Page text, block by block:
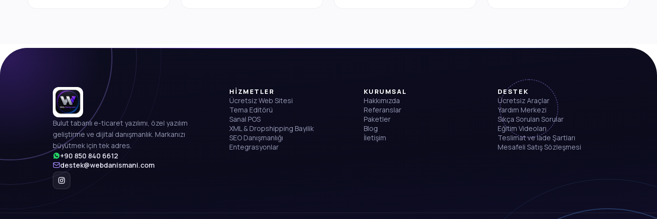
Bulut tabanlı e-ticaret yazılımı, özel yazılım
geliştirme ve dijital danışmanlık. Markanızı
büyütmek için tek adres.
+90 850 840 6612
destek@webdanismani.com
HİZMETLER
Ücretsiz Web Sitesi
Tema Editörü
Sanal POS
XML & Dropshipping Bayilik
SEO Danışmanlığı
Entegrasyonlar
KURUMSAL
Hakkımızda
Referanslar
Paketler
Blog
İletişim
DESTEK
Ücretsiz Araçlar
Yardım Merkezi
Sıkça Sorulan Sorular
Eğitim Videoları
Teslimat ve İade Şartları
Mesafeli Satış Sözleşmesi